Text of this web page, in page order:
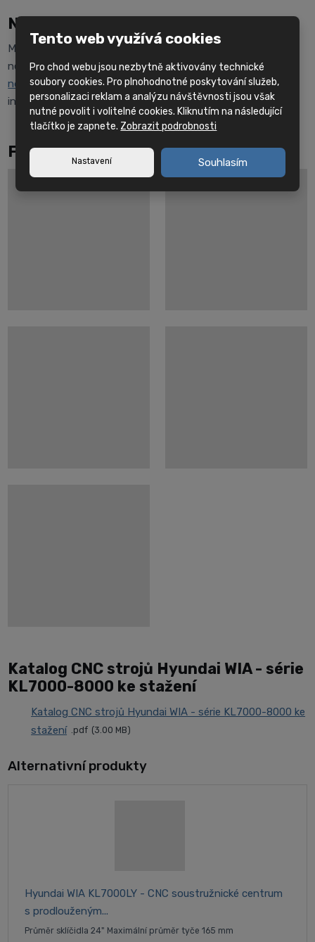
Nezávazná nabídka
Máte-li zájem o nezávaznou nabídku tohoto stroje,
neváhejte využít náškontaktní formulářnebokontaktovat
některého z našich prodejců. Rádi Vám poskytnou veškeré
informace a odpoví na Vaše dotazy.
Fotogalerie
Katalog CNC strojů Hyundai WIA - série
KL7000-8000 ke stažení
Katalog CNC strojů Hyundai WIA - série KL7000-8000 ke
stažení
pdf 3.00 MB
Alternativní produkty
Hyundai WIA KL7000LY - CNC soustružnické centrum
s prodlouženým...
Průměr sklíčidla 24" Maximální průměr tyče 165 mm
Tento web využívá cookies
Pro chod webu jsou nezbytně aktivovány technické
soubory cookies. Pro plnohodnotné poskytování služeb,
personalizaci reklam a analýzu návštěvnosti jsou však
nutné povolit i volitelné cookies. Kliknutím na následující
tlačítko je zapnete. Zobrazit podrobnosti
Nastavení Souhlasím